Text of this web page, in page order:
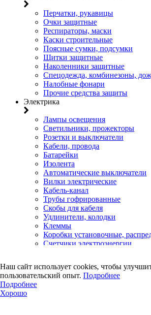
Перчатки, рукавицы
Очки защитные
Респираторы, маски
Каски строительные
Поясные сумки, подсумки
Щитки защитные
Наколенники защитные
Спецодежда, комбинезоны,
Налобные фонари
Прочие средства защиты
Электрика
Лампы освещения
Светильники, прожекторы
Розетки и выключатели
Кабели, провода
Батарейки
Изолента
Автоматические выключатели
Вилки электрические
Кабель-канал
Трубы гофрированные
Скобы для кабеля
Удлинители, колодки
Клеммы
Коробки установочные,
Счетчики электроэнергии
Двери
Наш сайт использует cookies, чтобы
пользовательский опыт. Подробнее
Подробнее
Хорошо